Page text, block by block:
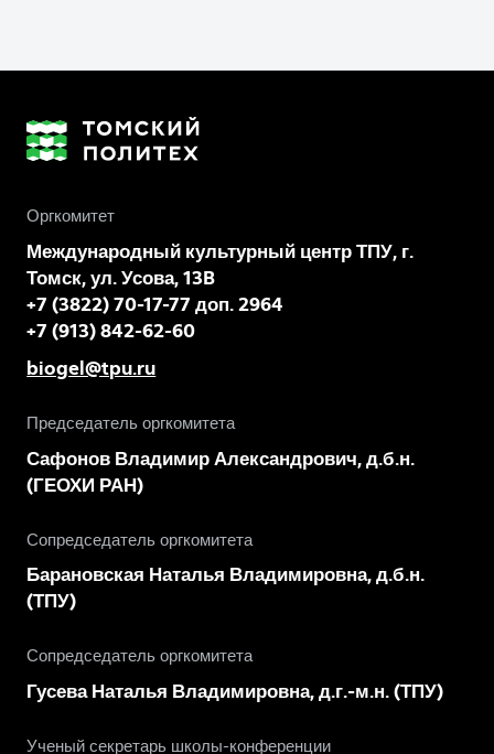
Оргкомитет
Международный культурный центр ТПУ, г.
Томск, ул. Усова, 13B
+7 (3822) 70-17-77 доп. 2964
+7 (913) 842-62-60
biogel@tpu.ru
Председатель оргкомитета
Сафонов Владимир Александрович, д.б.н.
(ГЕОХИ РАН)
Сопредседатель оргкомитета
Барановская Наталья Владимировна, д.б.н.
(ТПУ)
Сопредседатель оргкомитета
Гусева Наталья Владимировна, д.г.-м.н. (ТПУ)
Ученый секретарь школы-конференции